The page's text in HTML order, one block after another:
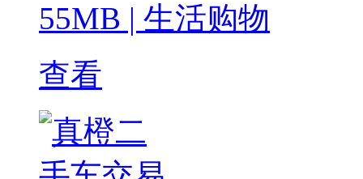
55MB | 生活购物
查看